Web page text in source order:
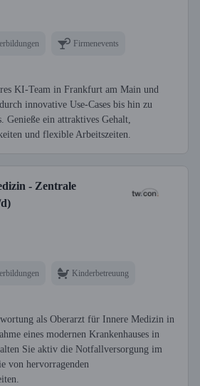
Firmenevents
KI-Team in Frankfurt am Main und
innovative Use-Cases bis hin zu
ein attraktives Gehalt,
und flexible Arbeitszeiten.
- Zentrale
Kinderbetreuung
als Oberarzt für Innere Medizin in
eines modernen Krankenhauses in
Sie aktiv die Notfallversorgung im
von hervorragenden